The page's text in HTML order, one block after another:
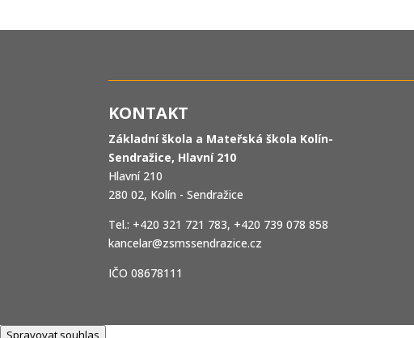
KONTAKT
Základní škola a Mateřská škola Kolín-
Sendražice, Hlavní 210
Hlavní 210
280 02, Kolín - Sendražice
Tel.: +420 321 721 783, +420 739 078 858
kancelar@zsmssendrazice.cz
IČO 08678111
Spravovat souhlas